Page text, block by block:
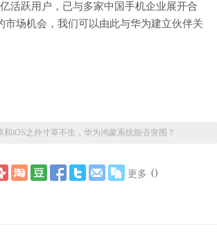
活跃用户，已与多家中国手机企业展开合
场机会，我们可以由此与华为建立伙伴关
和iOS之外寸草不生，华为鸿蒙系统能否突围？
更多 ()